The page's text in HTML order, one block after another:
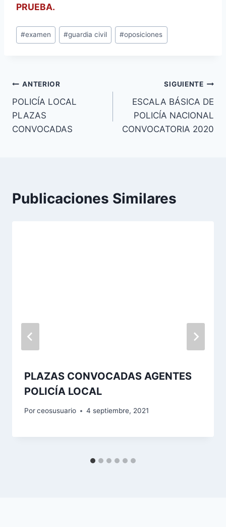
PRUEBA.
Etiquetas
de
#examen #guardia civil #oposiciones
Navegación
de
entradas
ANTERIOR
POLICÍA LOCAL
PLAZAS
CONVOCADAS
SIGUIENTE
ESCALA BÁSICA DE
POLICÍA NACIONAL
CONVOCATORIA 2020
Publicaciones Similares
PLAZAS CONVOCADAS AGENTES
POLICÍA LOCAL
Porceosusuario 4 septiembre, 2021